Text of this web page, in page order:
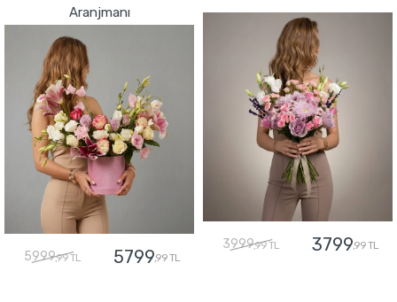
Aranjmanı
5999,99 TL 5799,99 TL
3999,99 TL 3799,99 TL